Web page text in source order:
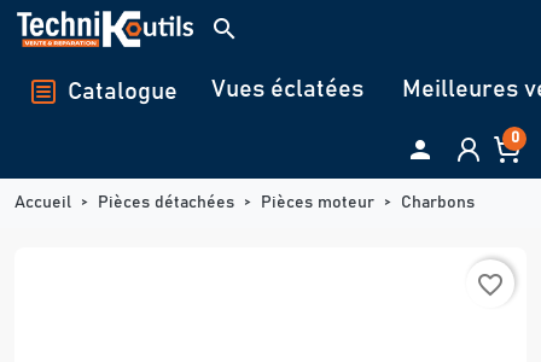
Panneau de gestion des cookies
search
Catalogue Vues éclatées Meilleures
 0
Accueil Pièces détachées Pièces moteur Charbons
favorite_border